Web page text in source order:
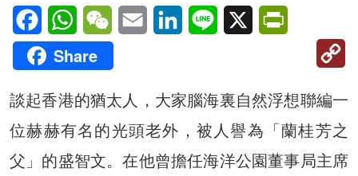
FacebookWhatsAppWeChatEmail LinkedInLine X
Share
談起香港的猶太人，大家腦海裏自然浮想聯編一
位赫赫有名的光頭老外，被人譽為「蘭桂芳之
父」的盛智文。在他曾擔任海洋公園董事局主席